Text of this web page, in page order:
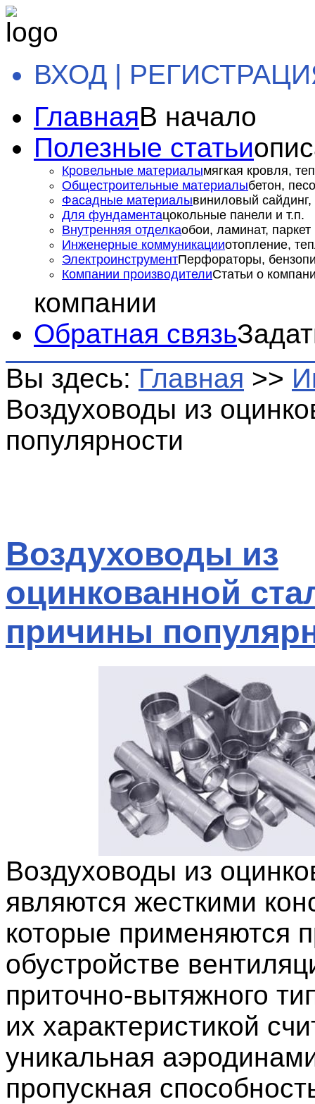
ВХОД |
ГлавнаяВ начало
Полезные статьи
Кровельные материалымягкая кровля,
Общестроительные материалыбетон,
Фасадные материалывиниловый сайдинг,
Для фундаментацокольные панели и т.п.
Внутренняя отделкаобои, ламинат, паркет
Инженерные коммуникацииотопление,
ЭлектроинструментПерфораторы,
Компании производителиСтатьи о
компании
Обратная связь
Вы здесь: Главная >>
Воздуховоды из
популярности
Воздуховоды из
оцинкованной
причины
Воздуховоды из
являются жесткими
которые применяются
обустройстве
приточно-вытяжного
их характеристикой
уникальная
пропускная